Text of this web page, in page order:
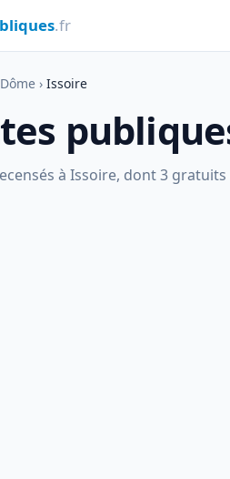
.fr
› Issoire
à Issoire, dont 3